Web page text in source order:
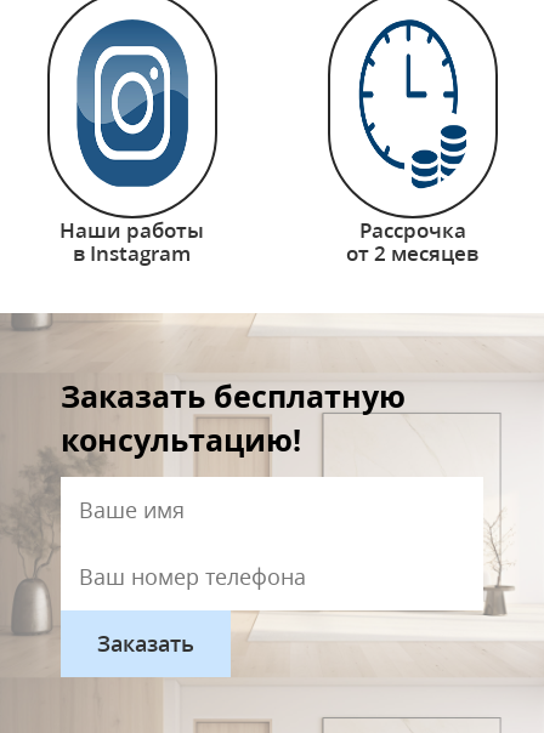
Наши работы
в Instagram
Рассрочка
от 2 месяцев
Заказать бесплатную
консультацию!